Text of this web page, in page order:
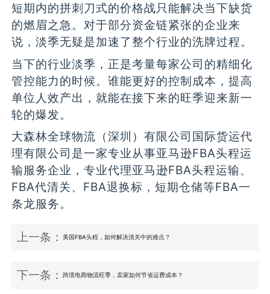
短期内的拼刺刀式的价格战只能解决当下缺货
的燃眉之急。对于部分资金链紧张的企业来
说，淡季无疑是加速了整个行业的洗牌过程。
当下的行业淡季，正是考量每家公司的精细化
管控能力的时候。谁能更好的控制成本，提高
单位人效产出，就能在接下来的旺季迎来新一
轮的爆发。
大森林全球物流（深圳）有限公司国际货运代
理有限公司是一家专业从事亚马逊FBA头程运
输服务企业，专业代理亚马逊FBA头程运输、
FBA代清关、FBA退换标，短期仓储等FBA一
条龙服务。
上一条：美国FBA头程，如何解决清关中的难点？
下一条：跨境电商物流旺季，卖家如何节省运费成本？